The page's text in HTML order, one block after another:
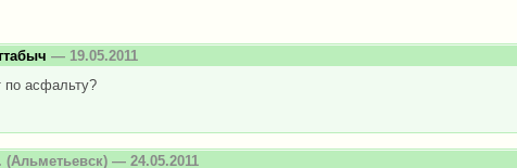
— 19.05.2011
по асфальту?
(Альметьевск) — 24.05.2011